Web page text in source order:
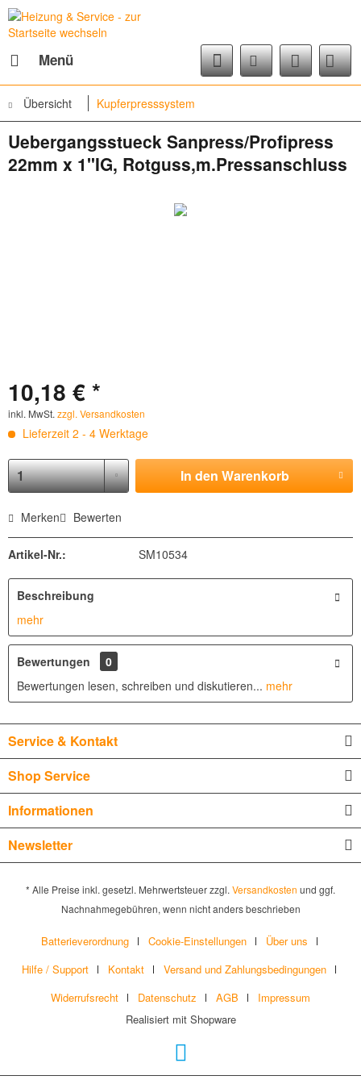
Menü
Übersicht Kupferpresssystem
Uebergangsstueck Sanpress/Profipress
22mm x 1"IG, Rotguss,m.Pressanschluss
10,18 € *
inkl. MwSt. zzgl. Versandkosten
Lieferzeit 2 - 4 Werktage
In denWarenkorb
Merken Bewerten
Artikel-Nr.: SM10534
Beschreibung
mehr
Bewertungen
0
Bewertungen lesen, schreiben und diskutieren... mehr
Service & Kontakt
Shop Service
Informationen
Newsletter
* Alle Preise inkl. gesetzl. Mehrwertsteuer zzgl. Versandkosten und ggf.
Nachnahmegebühren, wenn nicht anders beschrieben
Batterieverordnung Cookie-Einstellungen
Über uns
Hilfe / Support
Kontakt
Versand und Zahlungsbedingungen
Widerrufsrecht
Datenschutz AGB
Impressum
Realisiert mit Shopware